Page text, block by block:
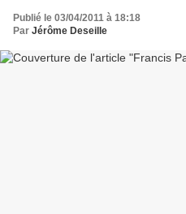
Publié le 03/04/2011 à 18:18
Par Jérôme Deseille